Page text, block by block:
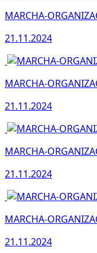
MARCHA-
21.11.2024
MARCHA-
21.11.2024
MARCHA-
21.11.2024
MARCHA-
21.11.2024